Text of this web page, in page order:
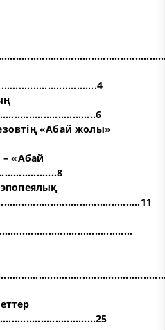
«Абай жолы»
«Абай